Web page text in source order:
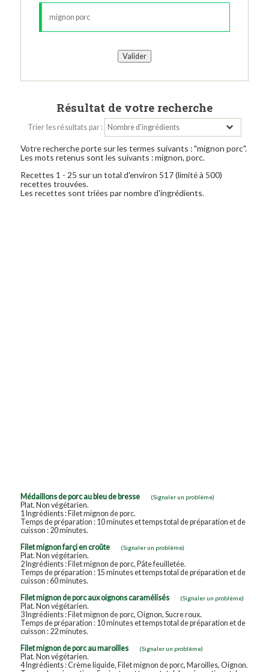
Résultat de votre recherche
Trier les résultats par :
Votre recherche porte sur les termes suivants : "mignon porc".
Les mots retenus sont les suivants : mignon, porc.
Recettes 1 - 25 sur un total d'environ 517 (limité à 500)
recettes trouvées.
Les recettes sont triées par nombre d'ingrédients.
Médaillons de porc au bleu de bresse (Signaler un problème)
Plat. Non végétarien.
1 Ingrédients : Filet mignon de porc.
Temps de préparation : 10 minutes et temps total de préparation et de
cuisson : 20 minutes.
Filet mignon farçi en croûte
(Signaler un problème)
Plat. Non végétarien.
2 Ingrédients : Filet mignon de porc, Pâte feuilletée.
Temps de préparation : 15 minutes et temps total de préparation et de
cuisson : 60 minutes.
Filet mignon de porc aux oignons caramélisés
(Signaler un problème)
Plat. Non végétarien.
3 Ingrédients : Filet mignon de porc, Oignon, Sucre roux.
Temps de préparation : 10 minutes et temps total de préparation et de
cuisson : 22 minutes.
Filet mignon de porc au maroilles
(Signaler un problème)
Plat. Non végétarien.
4 Ingrédients : Crème liquide, Filet mignon de porc, Maroilles, Oignon.